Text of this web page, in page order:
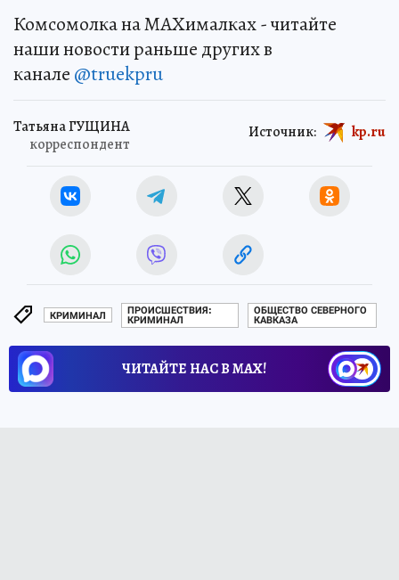
Комсомолка на MAXималках - читайте
наши новости раньше других в
канале @truekpru
Татьяна ГУЩИНА
корреспондент
Источник: kp.ru
КРИМИНАЛ
ПРОИСШЕСТВИЯ:
КРИМИНАЛ
ОБЩЕСТВО СЕВЕРНОГО
КАВКАЗА
ЧИТАЙТЕ НАС В МАХ!